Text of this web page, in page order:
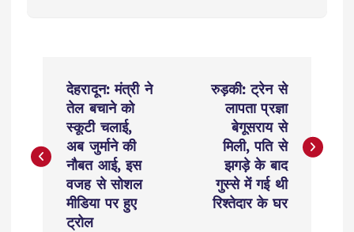
s
देहरादून: मंत्री ने
तेल बचाने को
स्कूटी चलाई,
अब जुर्माने की
नौबत आई, इस
वजह से सोशल
मीडिया पर हुए
ट्रोल
रुड़की: ट्रेन से
लापता प्रज्ञा
बेगूसराय से
मिली, पति से
झगड़े के बाद
गुस्से में गई थी
रिश्तेदार के घर